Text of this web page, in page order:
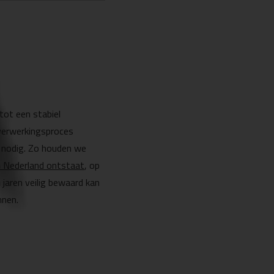
een stabiel
Zo houden we
Nederland ontstaat, op
veilig bewaard kan